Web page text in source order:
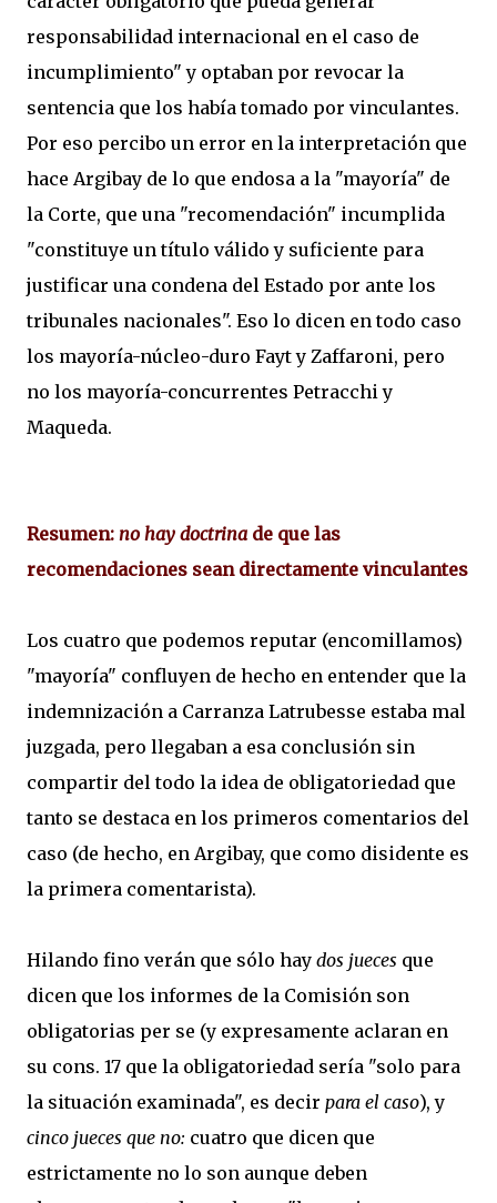
responsabilidad internacional en el caso de
incumplimiento" y optaban por revocar la
sentencia que los había tomado por vinculantes.
Por eso percibo un error en la interpretación que
hace Argibay de lo que endosa a la "mayoría" de
la Corte, que una "recomendación" incumplida
"constituye un título válido y suficiente para
justificar una condena del Estado por ante los
tribunales nacionales". Eso lo dicen en todo caso
los mayoría-núcleo-duro Fayt y Zaffaroni, pero
no los mayoría-concurrentes Petracchi y
Maqueda.
Resumen: no hay doctrina de que las
recomendaciones sean directamente vinculantes
Los cuatro que podemos reputar (encomillamos)
"mayoría" confluyen de hecho en entender que la
indemnización a Carranza Latrubesse estaba mal
juzgada, pero llegaban a esa conclusión sin
compartir del todo la idea de obligatoriedad que
tanto se destaca en los primeros comentarios del
caso (de hecho, en Argibay, que como disidente es
la primera comentarista).
Hilando fino verán que sólo hay dos jueces que
dicen que los informes de la Comisión son
obligatorias per se (y expresamente aclaran en
su cons. 17 que la obligatoriedad sería "solo para
la situación examinada", es decir para el caso), y
cinco jueces que no: cuatro que dicen que
estrictamente no lo son aunque deben